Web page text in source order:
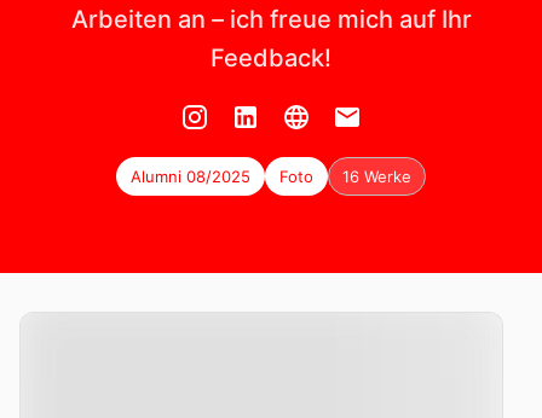
Arbeiten an – ich freue mich auf Ihr
Feedback!
Alumni 08/2025 Foto 16 Werke